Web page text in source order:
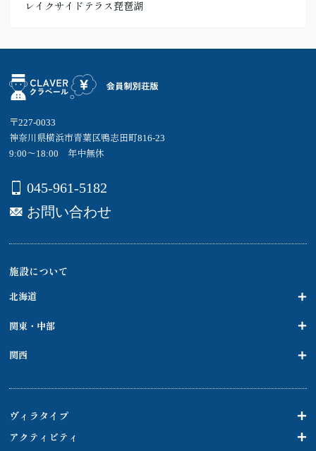
レイクサイドテラス琵琶湖
〒227-0033
神奈川県横浜市青葉区鴨志田町816-23
9:00～18:00 年中無休
045-961-5182
お問い合わせ
施設について
北海道
関東・中部
関西
ヴィラタイプ
アクティビティ